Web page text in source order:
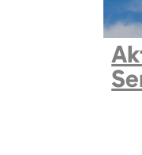
/
Show,